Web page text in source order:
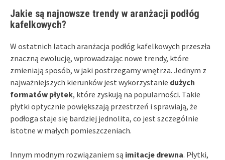
Jakie są najnowsze trendy w aranżacji podłóg
kafelkowych?
W ostatnich latach aranżacja podłóg kafelkowych przeszła
znaczną ewolucję, wprowadzając nowe trendy, które
zmieniają sposób, w jaki postrzegamy wnętrza. Jednym z
najważniejszych kierunków jest wykorzystanie dużych
formatów płytek, które zyskują na popularności. Takie
płytki optycznie powiększają przestrzeń i sprawiają, że
podłoga staje się bardziej jednolita, co jest szczególnie
istotne w małych pomieszczeniach.
Innym modnym rozwiązaniem są imitacje drewna. Płytki,